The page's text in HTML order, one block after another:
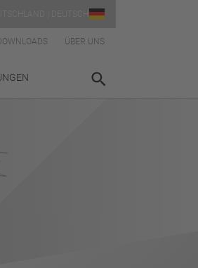
ÜBER UNS